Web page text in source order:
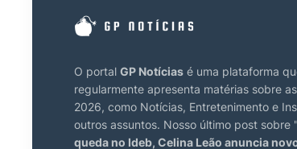
O portal GP Notícias é uma plataforma
regularmente apresenta matérias sobre
2026, como Notícias, Entretenimento e
outros assuntos. Nosso último post sobre "
queda no Ideb, Celina Leão anuncia